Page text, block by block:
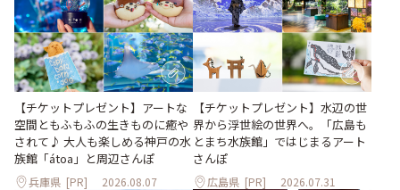
【チケットプレゼント】アートな
空間ともふもふの生きものに癒や
されて♪ 大人も楽しめる神戸の水
族館「átoa」と周辺さんぽ
兵庫県 [PR] 2026.08.07
【チケットプレゼント】水辺の世
界から浮世絵の世界へ。「広島も
とまち水族館」ではじまるアート
さんぽ
広島県 [PR] 2026.07.31